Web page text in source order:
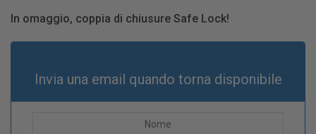
In omaggio, coppia di chiusure Safe Lock!
Invia una email quando torna disponibile